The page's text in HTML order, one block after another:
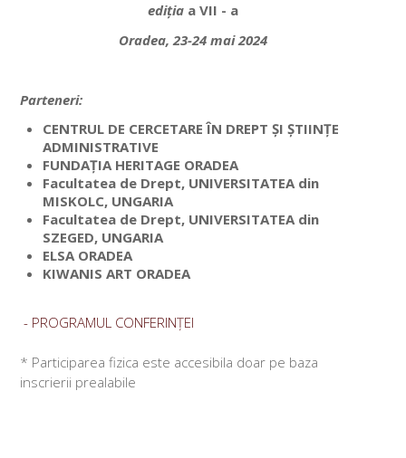
ediția a VII - a
Oradea, 23-24 mai 2024
Parteneri:
CENTRUL DE CERCETARE ÎN DREPT ȘI ȘTIINȚE
ADMINISTRATIVE
FUNDAȚIA HERITAGE ORADEA
Facultatea de Drept, UNIVERSITATEA din
MISKOLC, UNGARIA
Facultatea de Drept, UNIVERSITATEA din
SZEGED, UNGARIA
ELSA ORADEA
KIWANIS ART ORADEA
- PROGRAMUL CONFERINȚEI
* Participarea fizica este accesibila doar pe baza
inscrierii prealabile